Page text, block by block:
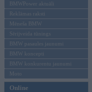
BMWPower aktuāli
Reklāmas raksti
Mēneša BMW
Sērijveida tūnings
BMW pasaules jaunumi
BMW koncepti
BMW konkurentu jaunumi
Moto
Online